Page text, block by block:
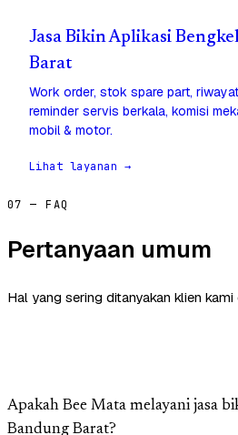
Jasa Bikin Aplikasi
Barat
Work order, stok spare part,
reminder servis berkala, komisi
mobil & motor.
Lihat layanan →
07 — FAQ
Pertanyaan umum
Hal yang sering ditanyakan klien
Apakah Bee Mata melayani jasa
Bandung Barat?